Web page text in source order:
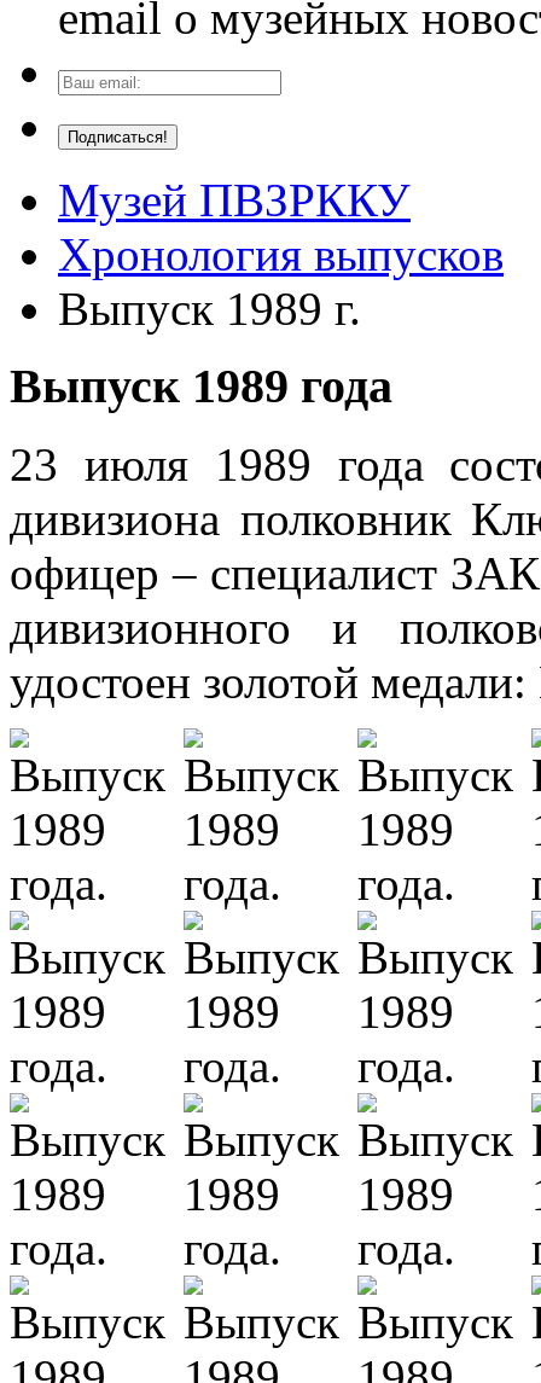
email о музейных
Музей ПВЗРККУ
Хронология выпусков
Выпуск 1989 г.
Выпуск 1989 года
23 июля 1989 года
дивизиона полковник
офицер – специалист
дивизионного и
удостоен золотой